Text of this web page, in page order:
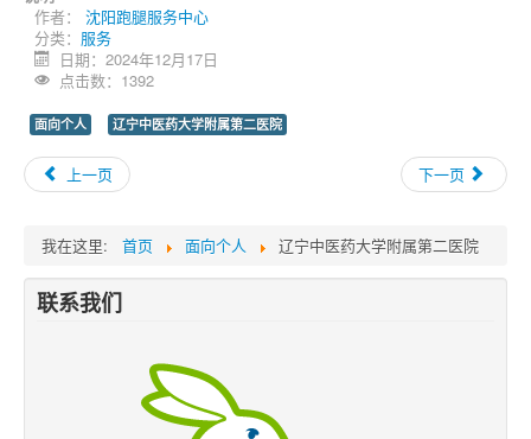
作者： 沈阳跑腿服务中心
分类： 服务
日期：2024年12月17日
点击数：1392
面向个人 辽宁中医药大学附属第二医院
上一页 下一页
我在这里: 首页 面向个人 辽宁中医药大学附属第二医院
联系我们